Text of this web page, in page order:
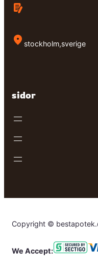
stockholm,sverige
sidor
Copyright ©
We Accept: